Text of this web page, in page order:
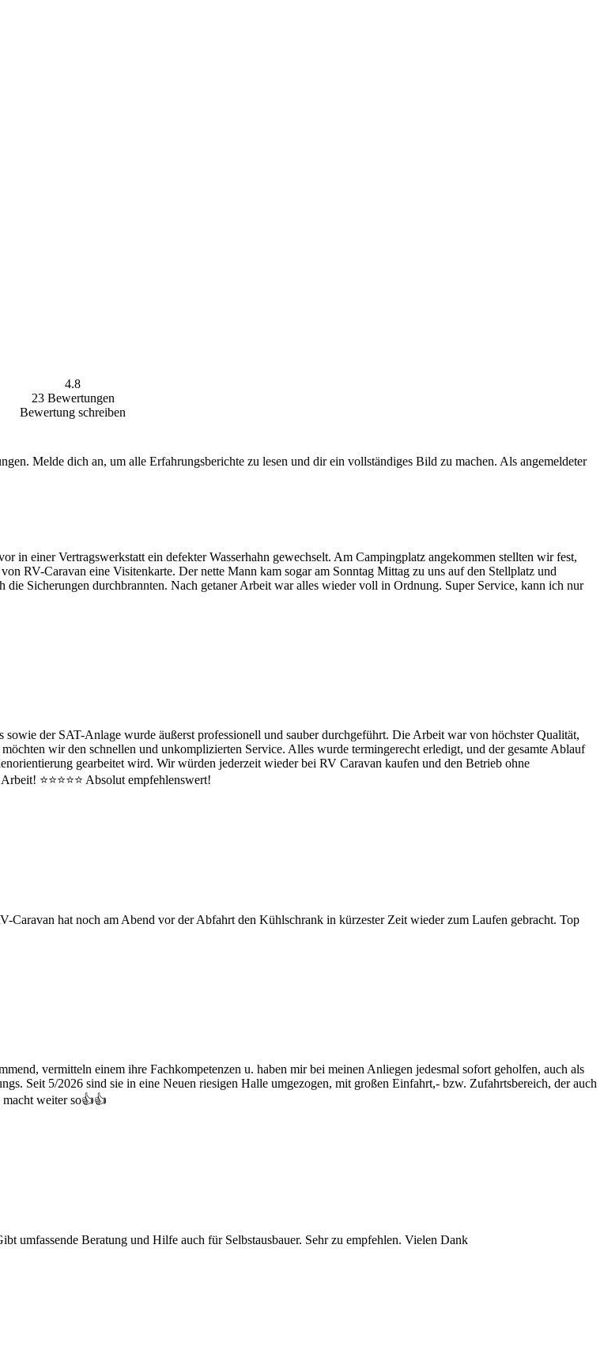
4.8
23Bewertungen
Bewertung schreiben
Melde dich an, um alle Erfahrungsberichte zu lesen und dir ein vollständiges Bild zu machen. Als angemeldeter
in einer Vertragswerkstatt ein defekter Wasserhahn gewechselt. Am Campingplatz angekommen stellten wir fest,
RV-Caravan eine Visitenkarte. Der nette Mann kam sogar am Sonntag Mittag zu uns auf den Stellplatz und
die Sicherungen durchbrannten. Nach getaner Arbeit war alles wieder voll in Ordnung. Super Service, kann ich nur
der SAT-Anlage wurde äußerst professionell und sauber durchgeführt. Die Arbeit war von höchster Qualität,
wir den schnellen und unkomplizierten Service. Alles wurde termingerecht erledigt, und der gesamte Ablauf
gearbeitet wird. Wir würden jederzeit wieder bei RV Caravan kaufen und den Betrieb ohne
⭐⭐⭐⭐⭐ Absolut empfehlenswert!
hat noch am Abend vor der Abfahrt den Kühlschrank in kürzester Zeit wieder zum Laufen gebracht. Top
vermitteln einem ihre Fachkompetenzen u. haben mir bei meinen Anliegen jedesmal sofort geholfen, auch als
Seit 5/2026 sind sie in eine Neuen riesigen Halle umgezogen, mit großen Einfahrt,- bzw. Zufahrtsbereich, der auch
weiter so👍👍
umfassende Beratung und Hilfe auch für Selbstausbauer. Sehr zu empfehlen. Vielen Dank